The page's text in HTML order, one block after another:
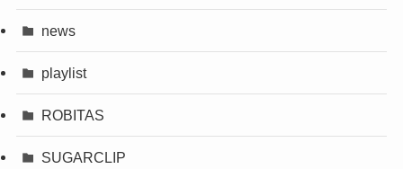
news
playlist
ROBITAS
SUGARCLIP